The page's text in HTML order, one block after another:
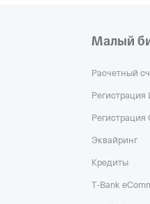
Малый
Расчетный
Эквайринг
Кредиты
T‑Bank